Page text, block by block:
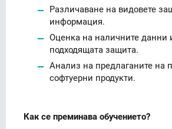
Различаване на видовете
информация.
Оценка на наличните данни
подходящата защита.
Анализ на предлаганите на
софтуерни продукти.
Как се преминава обучението?